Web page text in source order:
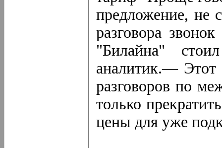
предложение, не
разговора
"Билайна"
аналитик.— Этот
разговоров по
только
цены для уже